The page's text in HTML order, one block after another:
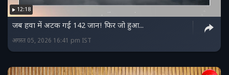
12:18
जब हवा में अटक गई 142 जान! फिर जो हुआ...
अगस्त 05, 2026 16:41 pm IST